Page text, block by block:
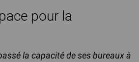
pour la
la capacité de ses bureaux à